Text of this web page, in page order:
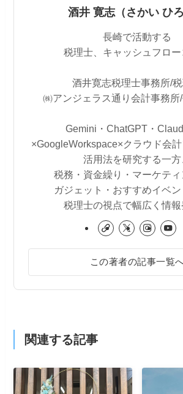
酒井 寛志（さかい ひろ
長崎で活動する
税理士、キャッシュフロー
酒井寛志税理士事務所/
㈱アンジェラス通り会計事務所
Gemini・ChatGPT・
×GoogleWorkspace×クラウド会
活用法を研究する一方
税務・資金繰り・マーケティ
ガジェット・おすすめイベン
税理士の視点で幅広く情報
この著者の記事一覧
関連する記事